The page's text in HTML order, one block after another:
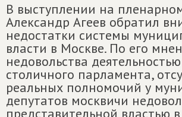
В выступлении на
Александр Агеев обратил
недостатки системы
власти в Москве. По его
недовольства
столичного парламента,
реальных полномочий у
депутатов москвичи
представительной властью